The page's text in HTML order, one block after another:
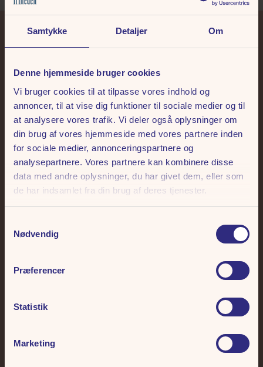
Samtykke Detaljer Om
Denne hjemmeside bruger cookies
Vi bruger cookies til at tilpasse vores indhold og
annoncer, til at vise dig funktioner til sociale medier og til
at analysere vores trafik. Vi deler også oplysninger om
din brug af vores hjemmeside med vores partnere inden
for sociale medier, annonceringspartnere og
analysepartnere. Vores partnere kan kombinere disse
data med andre oplysninger, du har givet dem, eller som
de har indsamlet fra din brug af deres tjenester.
Nødvendig
Præferencer
Statistik
Marketing
+45 86 14 73 00
tivoli@friheden.dk
Frihedens Nyhedsbrev
Skriv dig op til vores nyhedsbrev. Hver måned udtrækker vi 3 x 2
sæsonkort Deluxe til Tivoli Friheden.
umage, ellers kan du altid afmelde dig i bunden af hver eneste mail. Læs mere i vores